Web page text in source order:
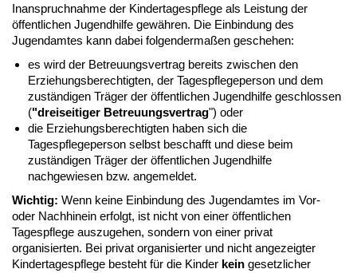
Inanspruchnahme der Kindertagespflege als Leistung der
öffentlichen Jugendhilfe gewähren. Die Einbindung des
Jugendamtes kann dabei folgendermaßen geschehen:
es wird der Betreuungsvertrag bereits zwischen den
Erziehungsberechtigten, der Tagespflegeperson und dem
zuständigen Träger der öffentlichen Jugendhilfe geschlossen
("dreiseitiger Betreuungsvertrag") oder
die Erziehungsberechtigten haben sich die
Tagespflegeperson selbst beschafft und diese beim
zuständigen Träger der öffentlichen Jugendhilfe
nachgewiesen bzw. angemeldet.
Wichtig: Wenn keine Einbindung des Jugendamtes im Vor-
oder Nachhinein erfolgt, ist nicht von einer öffentlichen
Tagespflege auszugehen, sondern von einer privat
organisierten. Bei privat organisierter und nicht angezeigter
Kindertagespflege besteht für die Kinder kein gesetzlicher